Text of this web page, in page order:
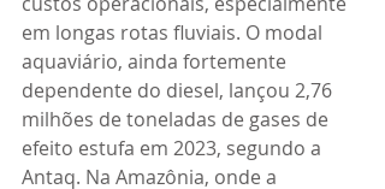
em longas rotas fluviais. O modal
aquaviário, ainda fortemente
dependente do diesel, lançou 2,76
milhões de toneladas de gases de
efeito estufa em 2023, segundo a
Antaq. Na Amazônia, onde a